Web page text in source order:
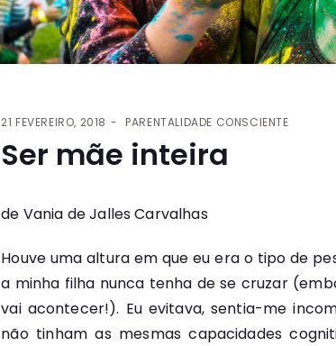
21 FEVEREIRO, 2018 PARENTALIDADE CONSCIENTE
Ser mãe inteira
de Vania de Jalles Carvalhas
Houve uma altura em que eu era o tipo de
a minha filha nunca tenha de se cruzar
vai acontecer!). Eu evitava, sentia-me
não tinham as mesmas capacidades